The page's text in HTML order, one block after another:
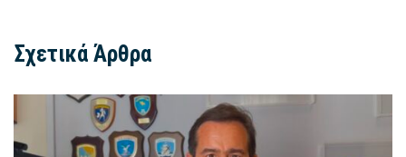
Σχετικά Άρθρα